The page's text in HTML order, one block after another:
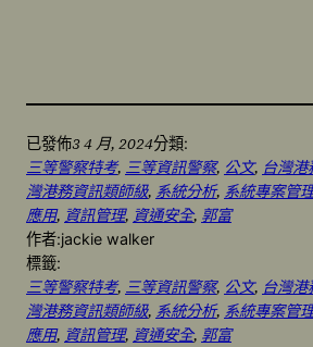
已發佈3 4 月, 2024分類:
三等警察特考, 三等資訊警察, 公文, 台灣
灣港務資訊類師級, 系統分析, 系統專案管
應用, 資訊管理, 資通安全, 郭富
作者:jackie walker
標籤:
三等警察特考, 三等資訊警察, 公文, 台灣
灣港務資訊類師級, 系統分析, 系統專案管
應用, 資訊管理, 資通安全, 郭富